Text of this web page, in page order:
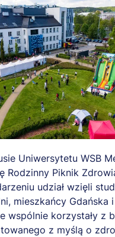
Uniwersytetu WSB
Rodzinny Piknik
udział wzięli
mieszkańcy Gdańska
wspólnie korzystały z
z myślą o